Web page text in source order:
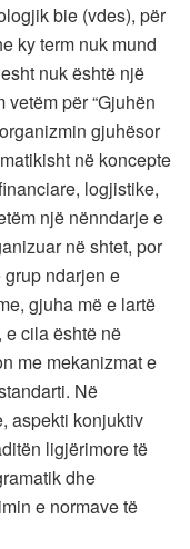
bie (vdes), për
ky term nuk mund
nuk është një
për “Gjuhën
gjuhësor
në koncepte
logjistike,
një nënndarje e
në shtet, por
ndarjen e
gjuha më e lartë
e cila është në
me mekanizmat e
Në
aspekti konjuktiv
ligjërimore të
dhe
e normave të